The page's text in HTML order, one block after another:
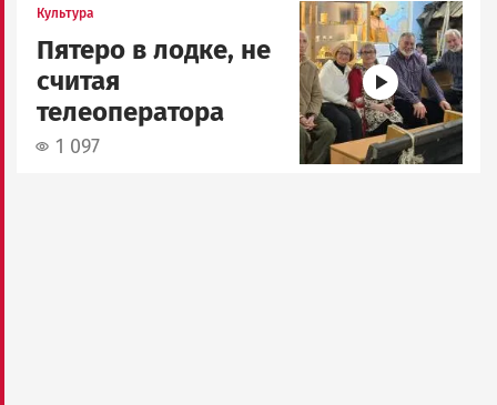
Культура
Пятеро в лодке, не
считая
телеоператора
1 097
Image